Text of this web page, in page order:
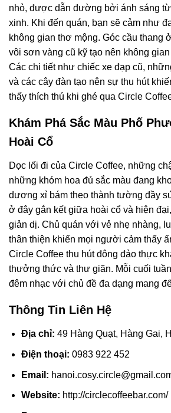
nhỏ, được dẫn đường bởi ánh sáng
xinh. Khi đến quán, bạn sẽ cảm như
không gian thơ mộng. Góc cầu thang
vôi sơn vàng cũ kỹ tạo nên không
Các chi tiết như chiếc xe đạp cũ,
và các cây đàn tạo nên sự thu hút
thấy thích thú khi ghé qua Circle
Khám Phá Sắc Màu Phố
Hoài Cổ
Dọc lối đi của Circle Coffee, những
những khóm hoa đủ sắc màu đang
dương xỉ bám theo thành tường đầy
ở đây gắn kết giữa hoài cổ và hiện
giản dị. Chủ quán với vẻ nhẹ nhàng,
thân thiện khiến mọi người cảm thấy
Circle Coffee thu hút đông đảo thực
thưởng thức và thư giãn. Mỗi cuối
đêm nhạc với chủ đề đa dạng mang
Thông Tin Liên Hệ
Địa chỉ: 49 Hàng Quạt, Hàng Gai,
Điện thoại: 0983 922 452
Email:
Website: http://circlecoffeebar.com/